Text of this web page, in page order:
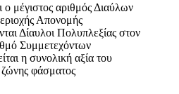
ο μέγιστος αριθμός Διαύλων
Απονομής
Δίαυλοι Πολυπλεξίας στον
Συμμετεχόντων
η συνολική αξία του
φάσματος